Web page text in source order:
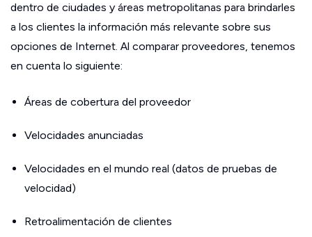
dentro de ciudades y áreas metropolitanas para brindarles
a los clientes la información más relevante sobre sus
opciones de Internet. Al comparar proveedores, tenemos
en cuenta lo siguiente:
Áreas de cobertura del proveedor
Velocidades anunciadas
Velocidades en el mundo real (datos de pruebas de
velocidad)
Retroalimentación de clientes